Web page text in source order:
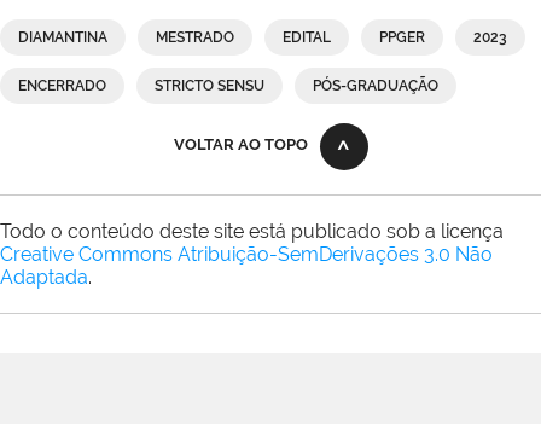
DIAMANTINA MESTRADO EDITAL PPGER 2023
ENCERRADO STRICTO SENSU PÓS-GRADUAÇÃO
VOLTAR AO TOPO
Todo o conteúdo deste site está publicado sob a licença
Creative Commons Atribuição-SemDerivações 3.0 Não
Adaptada.